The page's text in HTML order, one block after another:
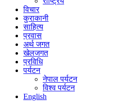
विचार
कुराकानी
साहित्य
प्रवास
अर्थ जगत
खेलजगत
प्रविधि
पर्यटन
नेपाल पर्यटन
विश्व पर्यटन
English